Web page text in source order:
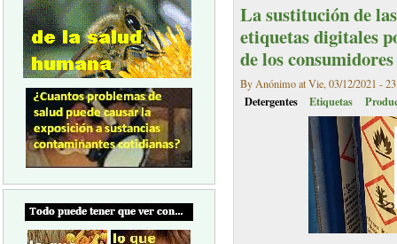
La sustitución de
etiquetas digitales
de los consumidores
By Anónimo at Vie, 03/12/2021 -
Detergentes Etiquetas